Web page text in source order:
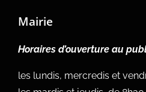
Mairie
Horaires d’ouverture au
les lundis, mercredis et